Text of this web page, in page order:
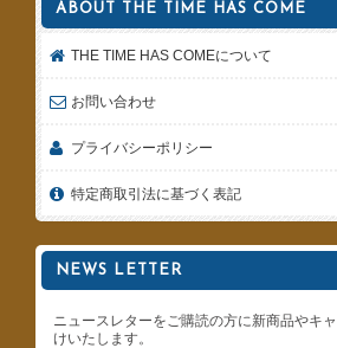
ABOUT THE TIME HAS COME
THE TIME HAS COMEについて
お問い合わせ
プライバシーポリシー
特定商取引法に基づく表記
NEWS LETTER
ニュースレターをご購読の方に新商品やキ
けいたします。